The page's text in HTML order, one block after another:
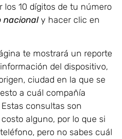
los 10 dígitos de tu número
nacionaly hacer clic en
te mostrará un reporte
del dispositivo,
ciudad en la que se
a cuál compañía
consultas son
alguno, por lo que si
pero no sabes cuál